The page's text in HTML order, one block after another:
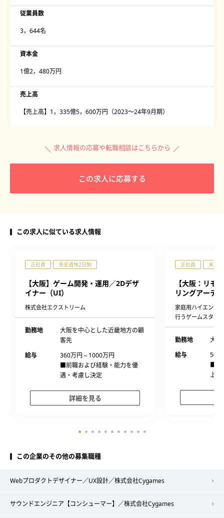
従業員数
3，644名
資本金
1億2，480万円
売上高
【売上高】1，335億5，600万円（2023〜24年9月期）
求人情報の応募や転職相談はこちらから
この求人に応募する
この求人に似ている求人情報
正社員 完全週休2日制
【大阪】ゲーム開発・運用／2Dデザ
イナー（UI）
株式会社エクストリーム
勤務地
大阪を中心とした近畿地方の顧
客先
給与
360万円～1000万円
■前職および経験・能力を優
遇・考慮し決定
詳細を見る
正社員 未経
【大阪：リモ
リングアーテ
家庭用ハイエンド
行うゲームスタジ
勤務地
大阪
給与
500
■経
上、
この企業のその他の募集職種
Webプロダクトデザイナー／UX設計／株式会社Cygames
サウンドエンジニア【コンシューマー】／株式会社Cygames